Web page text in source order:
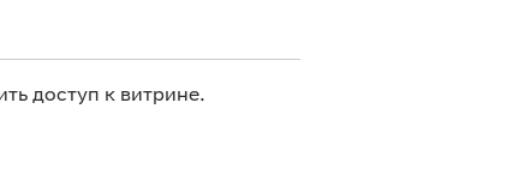
доступ к витрине.